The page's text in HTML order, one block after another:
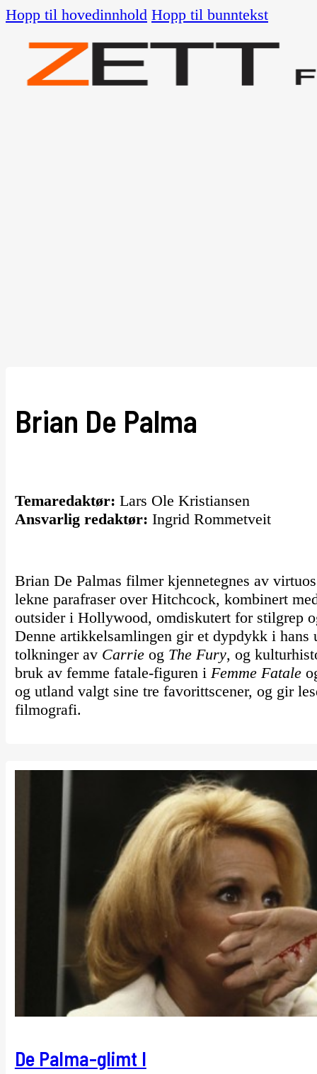
Hopp til hovedinnhold Hopp til bunntekst
Brian De Palma
Temaredaktør: Lars Ole Kristiansen
Ansvarlig redaktør: Ingrid Rommetveit
Brian De Palmas filmer kjennetegnes av
lekne parafraser over Hitchcock, kombinert
outsider i Hollywood, omdiskutert for stilgrep
Denne artikkelsamlingen gir et dypdykk i hans
tolkninger av Carrieog The Fury, og
bruk av femme fatale-figuren i Femme Fatale
og utland valgt sine tre favorittscener, og gir
filmografi.
De Palma-glimt I